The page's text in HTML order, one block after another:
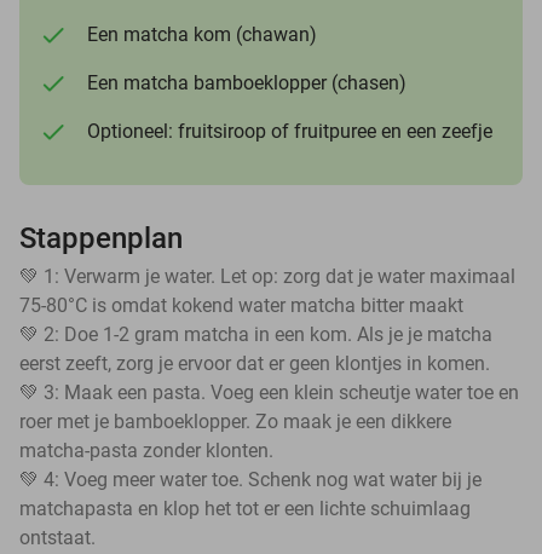
Een matcha kom (chawan)
Een matcha bamboeklopper (chasen)
Optioneel: fruitsiroop of fruitpuree en een zeefje
Stappenplan
💚 1: Verwarm je water. Let op: zorg dat je water maximaal
75-80°C is omdat kokend water matcha bitter maakt
💚 2: Doe 1-2 gram matcha in een kom. Als je je matcha
eerst zeeft, zorg je ervoor dat er geen klontjes in komen.
💚 3: Maak een pasta. Voeg een klein scheutje water toe en
roer met je bamboeklopper. Zo maak je een dikkere
matcha-pasta zonder klonten.
💚 4: Voeg meer water toe. Schenk nog wat water bij je
matchapasta en klop het tot er een lichte schuimlaag
ontstaat.